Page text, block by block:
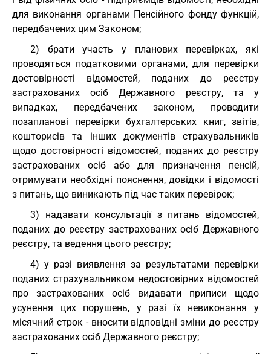
для виконання органами Пенсійного фонду функцій,
передбачених цим Законом;
2) брати участь у планових перевірках, які
проводяться податковими органами, для перевірки
достовірності відомостей, поданих до реєстру
застрахованих осіб Державного реєстру, та у
випадках, передбачених законом, проводити
позапланові перевірки бухгалтерських книг, звітів,
кошторисів та інших документів страхувальників
щодо достовірності відомостей, поданих до реєстру
застрахованих осіб або для призначення пенсій,
отримувати необхідні пояснення, довідки і відомості
з питань, що виникають під час таких перевірок;
3) надавати консультації з питань відомостей,
поданих до реєстру застрахованих осіб Державного
реєстру, та ведення цього реєстру;
4) у разі виявлення за результатами перевірки
поданих страхувальником недостовірних відомостей
про застрахованих осіб видавати приписи щодо
усунення цих порушень, у разі їх невиконання у
місячний строк - вносити відповідні зміни до реєстру
застрахованих осіб Державного реєстру;